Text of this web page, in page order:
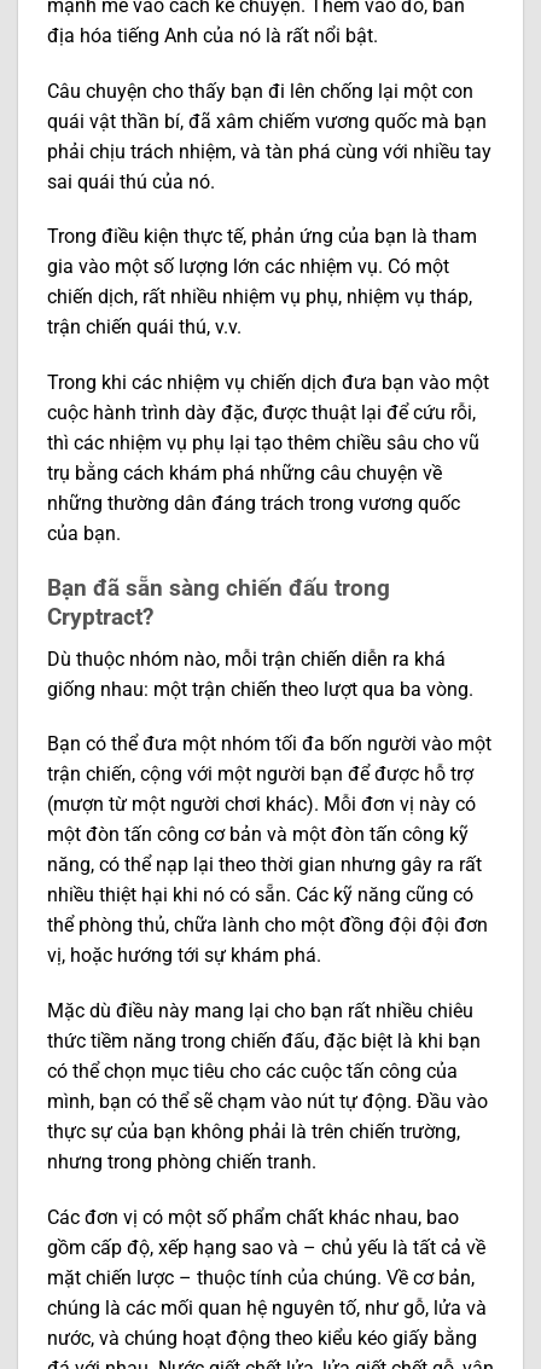
mạnh mẽ vào cách kể chuyện. Thêm vào đó, bản
địa hóa tiếng Anh của nó là rất nổi bật.
Câu chuyện cho thấy bạn đi lên chống lại một con
quái vật thần bí, đã xâm chiếm vương quốc mà bạn
phải chịu trách nhiệm, và tàn phá cùng với nhiều tay
sai quái thú của nó.
Trong điều kiện thực tế, phản ứng của bạn là tham
gia vào một số lượng lớn các nhiệm vụ. Có một
chiến dịch, rất nhiều nhiệm vụ phụ, nhiệm vụ tháp,
trận chiến quái thú, v.v.
Trong khi các nhiệm vụ chiến dịch đưa bạn vào một
cuộc hành trình dày đặc, được thuật lại để cứu rỗi,
thì các nhiệm vụ phụ lại tạo thêm chiều sâu cho vũ
trụ bằng cách khám phá những câu chuyện về
những thường dân đáng trách trong vương quốc
của bạn.
Bạn đã sẵn sàng chiến đấu trong
Cryptract?
Dù thuộc nhóm nào, mỗi trận chiến diễn ra khá
giống nhau: một trận chiến theo lượt qua ba vòng.
Bạn có thể đưa một nhóm tối đa bốn người vào một
trận chiến, cộng với một người bạn để được hỗ trợ
(mượn từ một người chơi khác). Mỗi đơn vị này có
một đòn tấn công cơ bản và một đòn tấn công kỹ
năng, có thể nạp lại theo thời gian nhưng gây ra rất
nhiều thiệt hại khi nó có sẵn. Các kỹ năng cũng có
thể phòng thủ, chữa lành cho một đồng đội đội đơn
vị, hoặc hướng tới sự khám phá.
Mặc dù điều này mang lại cho bạn rất nhiều chiêu
thức tiềm năng trong chiến đấu, đặc biệt là khi bạn
có thể chọn mục tiêu cho các cuộc tấn công của
mình, bạn có thể sẽ chạm vào nút tự động. Đầu vào
thực sự của bạn không phải là trên chiến trường,
nhưng trong phòng chiến tranh.
Các đơn vị có một số phẩm chất khác nhau, bao
gồm cấp độ, xếp hạng sao và – chủ yếu là tất cả về
mặt chiến lược – thuộc tính của chúng. Về cơ bản,
chúng là các mối quan hệ nguyên tố, như gỗ, lửa và
nước, và chúng hoạt động theo kiểu kéo giấy bằng